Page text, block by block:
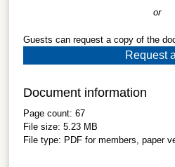
or
Guests can request a copy of the
Request
Document information
Page count:67
File size:5.23 MB
File type: PDF for members, paper